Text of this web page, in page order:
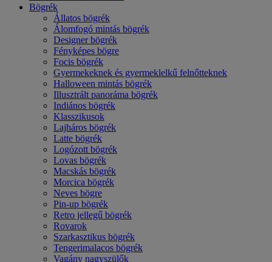
Bögrék
Állatos bögrék
Álomfogó mintás bögrék
Designer bögrék
Fényképes bögre
Focis bögrék
Gyermekeknek és gyermeklelkű felnőtteknek
Halloween mintás bögrék
Illusztrált panoráma bögrék
Indiános bögrék
Klasszikusok
Lajháros bögrék
Latte bögrék
Logózott bögrék
Lovas bögrék
Macskás bögrék
Morcica bögrék
Neves bögre
Pin-up bögrék
Retro jellegű bögrék
Rovarok
Szarkasztikus bögrék
Tengerimalacos bögrék
Vagány nagyszülők